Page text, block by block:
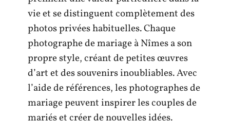
vie et se distinguent complètement des
photos privées habituelles. Chaque
photographe de mariage à Nîmes a son
propre style, créant de petites œuvres
d’art et des souvenirs inoubliables. Avec
l’aide de références, les photographes de
mariage peuvent inspirer les couples de
mariés et créer de nouvelles idées.